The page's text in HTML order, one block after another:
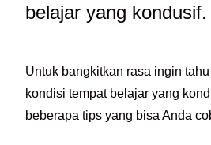
belajar yang kondusif.
Untuk bangkitkan rasa ingin
kondisi tempat belajar yang
beberapa tips yang bisa Anda